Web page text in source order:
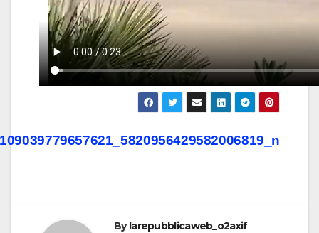
Post
Bylarepubblicaweb_o2axif